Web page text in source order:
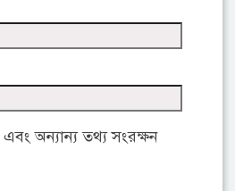
অন্যান্য তথ্য সংরক্ষন